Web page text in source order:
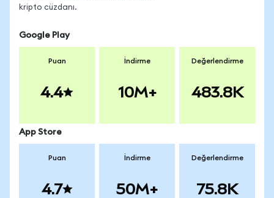
kripto cüzdanı.
Google Play
Puan
4.4
İndirme
10M+
Değerlendirme
483.8K
App Store
Puan
4.7
İndirme
50M+
Değerlendirme
75.8K